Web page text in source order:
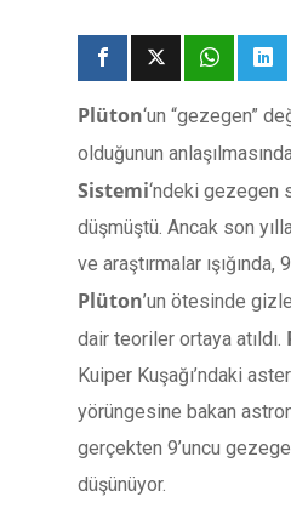
Plüton‘un “gezegen”
olduğunun
Sistemi‘ndeki gezegen
düşmüştü. Ancak son
ve araştırmalar ışığında,
Plüton’un ötesinde
dair teoriler ortaya atıldı.
Kuiper Kuşağı’ndaki
yörüngesine bakan
gerçekten 9’uncu
düşünüyor.